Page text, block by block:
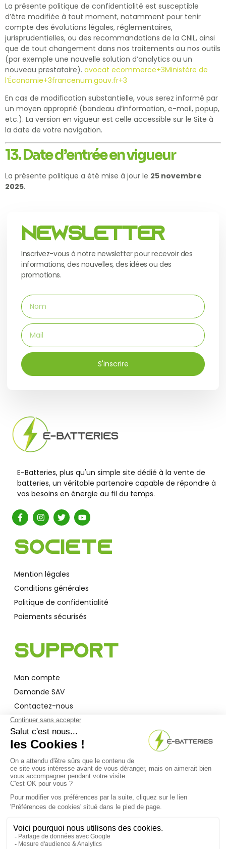
La présente politique de confidentialité est susceptible
d’être modifiée à tout moment, notamment pour tenir
compte des évolutions légales, réglementaires,
jurisprudentielles, ou des recommandations de la CNIL, ainsi
que de tout changement dans nos traitements ou nos outils
(par exemple une nouvelle solution d’analytics ou un
nouveau prestataire). avocat ecommerce+3Ministère de
l’Économie+3francenum.gouv.fr+3
En cas de modification substantielle, vous serez informé par
un moyen approprié (bandeau d’information, e-mail, popup,
etc.). La version en vigueur est celle accessible sur le Site à
la date de votre navigation.
13. Date d’entrée en vigueur
La présente politique a été mise à jour le 25 novembre
2025.
Newsletter
Inscrivez-vous à notre newsletter pour recevoir des
informations, des nouvelles, des idées ou des
promotions.
S'inscrire
E-Batteries, plus qu'un simple site dédié à la vente de
batteries, un véritable partenaire capable de répondre à
vos besoins en énergie au fil du temps.
Société
Mention légales
Conditions générales
Politique de confidentialité
Paiements sécurisés
Support
Mon compte
Demande SAV
Contactez-nous
Garantie
A Propos
Qui sommes-nous ?
Actualités
F.A.Q
Bon à savoir